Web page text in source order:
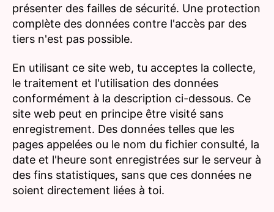
présenter des failles de sécurité. Une protection
complète des données contre l'accès par des
tiers n'est pas possible.
En utilisant ce site web, tu acceptes la collecte,
le traitement et l'utilisation des données
conformément à la description ci-dessous. Ce
site web peut en principe être visité sans
enregistrement. Des données telles que les
pages appelées ou le nom du fichier consulté, la
date et l'heure sont enregistrées sur le serveur à
des fins statistiques, sans que ces données ne
soient directement liées à toi.